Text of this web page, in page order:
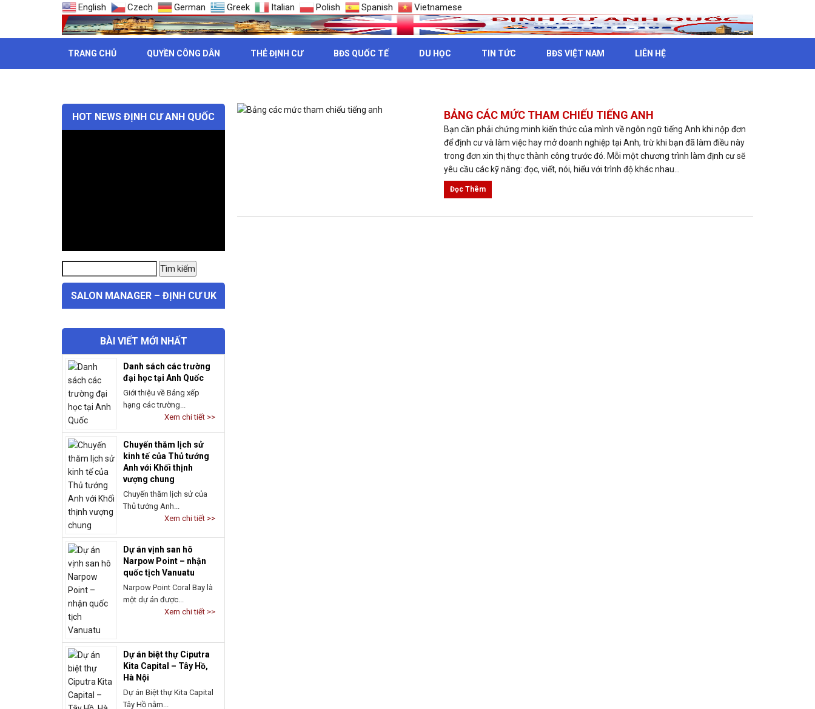
English Czech German Greek Italian Polish Spanish Vietnamese
TRANG CHỦ QUYỀN CÔNG DÂN THẺ ĐỊNH CƯ BĐS QUỐC TẾ DU HỌC TIN TỨC BĐS VIỆT NAM LIÊN HỆ
THẺ: MỨC THANG ĐIỂM TIẾNG ANH
Bạn cần phải chứng minh kiến thức của mình về ngôn ngữ tiếng Anh khi nộp đơn
để định cư và làm việc hay mở doanh nghiệp tại Anh, trừ khi bạn đã làm điều này
trong đơn xin thị thực thành công trước đó. Mỗi một chương trình làm định cư sẽ
yêu cầu các kỹ năng: đọc, viết, nói, hiểu với trình độ khác nhau...
Đọc Thêm
kiếm:
SALON MANAGER – ĐỊNH CƯ UK
Danh sách các trường
đại học tại Anh Quốc
Giới thiệu về Bảng xếp
hạng các trường...
Xem chi tiết >>
kinh tế của Thủ tướng
Anh với Khối thịnh
vượng chung
Chuyến thăm lịch sử của
Thủ tướng Anh...
Xem chi tiết >>
Narpow Point – nhận
quốc tịch Vanuatu
Narpow Point Coral Bay là
một dự án được...
Xem chi tiết >>
Kita Capital – Tây Hồ,
Hà Nội
Dự án Biệt thự Kita Capital
Tây Hồ nằm...
Xem chi tiết >>